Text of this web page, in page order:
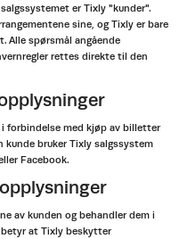
er Tixly "kunder".
sine, og Tixly er bare
Alle spørsmål angående
rettes direkte til den
forbindelse med kjøp av billetter
kunde bruker Tixly salgssystem
Facebook.
av kunden og behandler dem i
betyr at Tixly beskytter